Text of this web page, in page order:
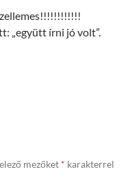
„együtt írni jó volt”.
mezőket * karakterrel